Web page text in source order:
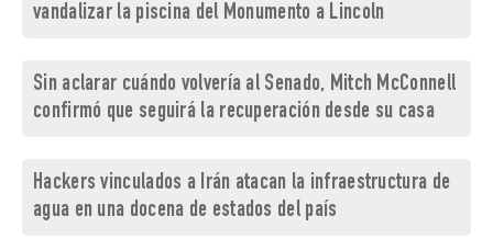
vandalizar la piscina del Monumento a Lincoln
Sin aclarar cuándo volvería al Senado, Mitch McConnell
confirmó que seguirá la recuperación desde su casa
Hackers vinculados a Irán atacan la infraestructura de
agua en una docena de estados del país